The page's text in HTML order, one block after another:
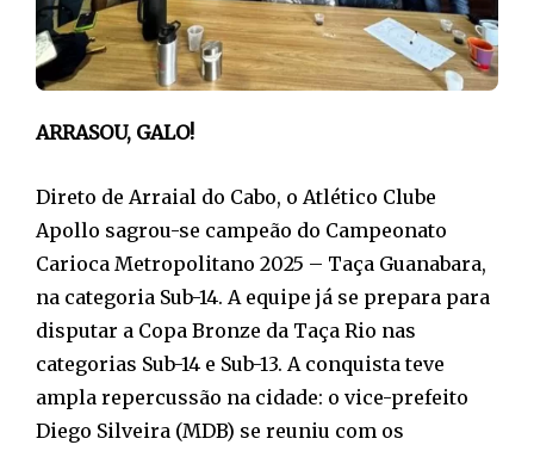
ARRASOU, GALO!
Direto de Arraial do Cabo, o Atlético Clube
Apollo sagrou-se campeão do Campeonato
Carioca Metropolitano 2025 – Taça Guanabara,
na categoria Sub-14. A equipe já se prepara para
disputar a Copa Bronze da Taça Rio nas
categorias Sub-14 e Sub-13. A conquista teve
ampla repercussão na cidade: o vice-prefeito
Diego Silveira (MDB) se reuniu com os